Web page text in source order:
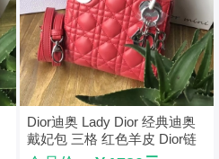
Dior迪奥 Lady Dior 经典迪奥
戴妃包 三格 红色羊皮 Dior链
条包 银扣